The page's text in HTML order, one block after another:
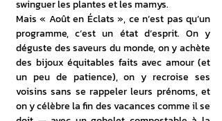
swinguer les plantes et les mamys.
Mais « Août en Éclats », ce n’est pas qu’un
programme, c’est un état d’esprit. On y
déguste des saveurs du monde, on y achète
des bijoux équitables faits avec amour (et
un peu de patience), on y recroise ses
voisins sans se rappeler leurs prénoms, et
on y célèbre la fin des vacances comme il se